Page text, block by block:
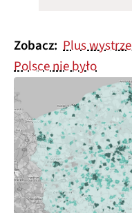
Zobacz: Plus
Polsce nie było